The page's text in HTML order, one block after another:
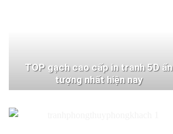
TOP gạch cao cấp in tranh 5D ấn
tượng nhất hiện nay